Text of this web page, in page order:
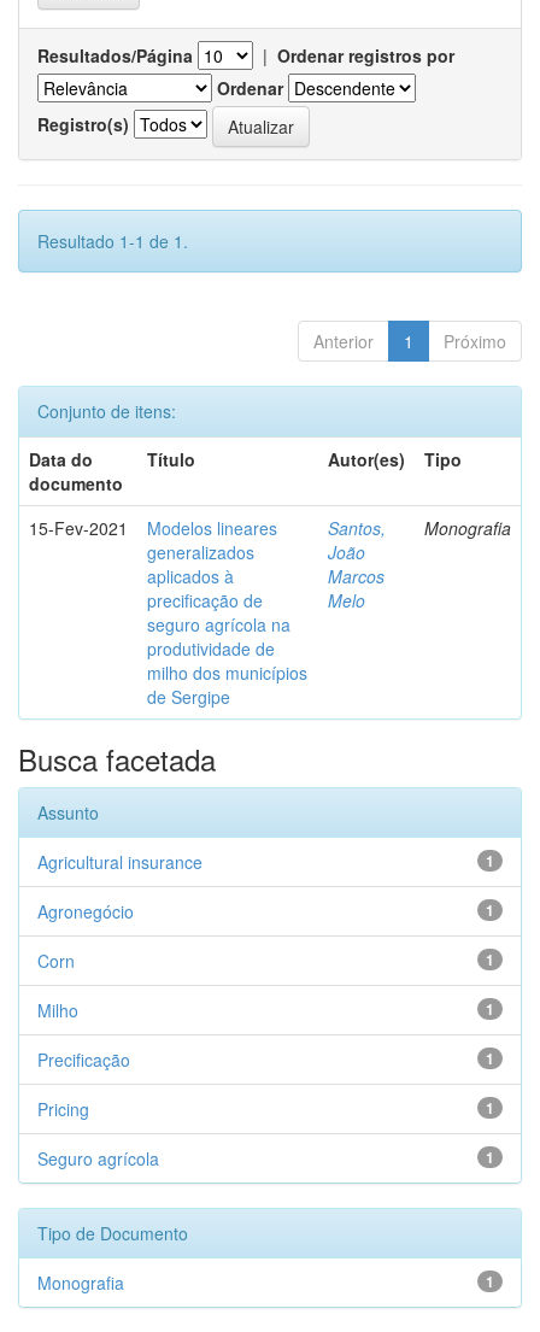
Resultados/Página | Ordenar registros por
Ordenar
Registro(s)
Resultado 1-1 de 1.
Anterior 1 Próximo
Conjunto de itens:
Data do
documento
Título Autor(es) Tipo
15-Fev-2021
Modelos lineares
generalizados
aplicados à
precificação de
seguro agrícola na
produtividade de
milho dos municípios
de Sergipe
Santos,
João
Marcos
Melo
Monografia
Busca facetada
Assunto
1
Agricultural insurance
1
Agronegócio
1
Corn
1
Milho
1
Precificação
1
Pricing
1
Seguro agrícola
Tipo de Documento
1
Monografia